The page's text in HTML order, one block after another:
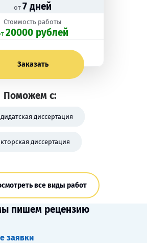
от 7 дней
Стоимость работы
20000 рублей
Заказать
Поможем с:
диссертация
диссертация
все виды работ
пишем рецензию
заявки